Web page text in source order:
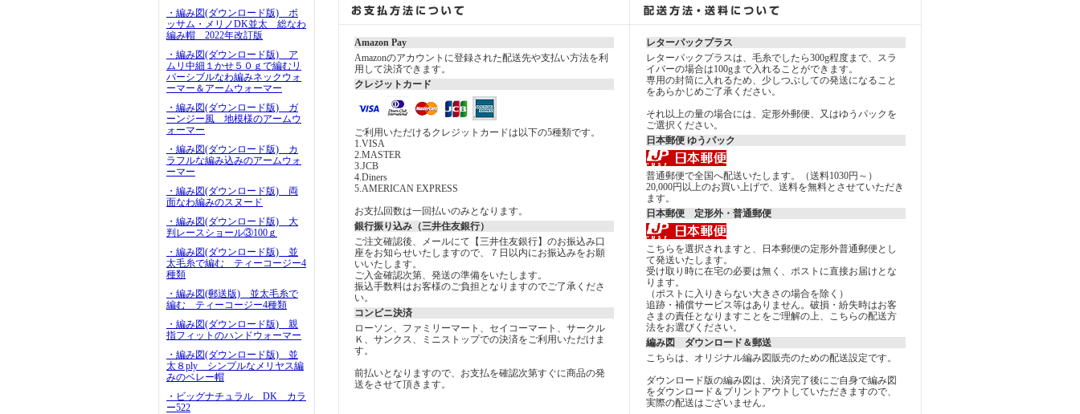
・編み図(ダウンロード版) ポ
ッサム・メリノDK並太 総なわ
編み帽 2022年改訂版
・編み図(ダウンロード版) ア
ムリ中細１かせ５０ｇで編むリ
バーシブルなわ編みネックウォ
ーマー＆アームウォーマー
・編み図(ダウンロード版) ガ
ーンジー風 地模様のアームウ
ォーマー
・編み図(ダウンロード版) カ
ラフルな編み込みのアームウォ
ーマー
・編み図(ダウンロード版) 両
面なわ編みのスヌード
・編み図(ダウンロード版) 大
判レースショール③100ｇ
・編み図(ダウンロード版) 並
太毛糸で編む ティーコージー4
種類
・編み図(郵送版) 並太毛糸で
編む ティーコージー4種類
・編み図(ダウンロード版) 親
指フィットのハンドウォーマー
・編み図(ダウンロード版) 並
太８ply シンプルなメリヤス編
みのベレー帽
・ビッグナチュラル DK カラ
ー522
Amazon Pay
Amazonのアカウントに登録された配送先や支払い方法を利
用して決済できます。
クレジットカード
ご利用いただけるクレジットカードは以下の5種類です。
1.VISA
2.MASTER
3.JCB
4.Diners
5.AMERICAN EXPRESS
お支払回数は一回払いのみとなります。
銀行振り込み（三井住友銀行）
ご注文確認後、メールにて【三井住友銀行】のお振込み口
座をお知らせいたしますので、７日以内にお振込みをお願
いいたします。
ご入金確認次第、発送の準備をいたします。
振込手数料はお客様のご負担となりますのでご了承くださ
い。
コンビニ決済
ローソン、ファミリーマート、セイコーマート、サークル
Ｋ、サンクス、ミニストップでの決済をご利用いただけま
す。
前払いとなりますので、お支払を確認次第すぐに商品の発
送をさせて頂きます。
レターパックプラス
レターパックプラスは、毛糸でしたら300g程度まで、スラ
イバーの場合は100gまで入れることができます。
専用の封筒に入れるため、少しつぶしての発送になること
をあらかじめご了承ください。
それ以上の量の場合には、定形外郵便、又はゆうパックを
ご選択ください。
日本郵便 ゆうパック
普通郵便で全国へ配送いたします。（送料1030円～）
20,000円以上のお買い上げで、送料を無料とさせていただき
ます。
日本郵便 定形外・普通郵便
こちらを選択されますと、日本郵便の定形外普通郵便とし
て発送いたします。
受け取り時に在宅の必要は無く、ポストに直接お届けとな
ります。
（ポストに入りきらない大きさの場合を除く）
追跡・補償サービス等はありません。破損・紛失時はお客
さまの責任となりますことをご理解の上、こちらの配送方
法をお選びください。
編み図 ダウンロード＆郵送
こちらは、オリジナル編み図販売のための配送設定です。
ダウンロード版の編み図は、決済完了後にご自身で編み図
をダウンロード＆プリントアウトしていただきますので、
実際の配送はございません。